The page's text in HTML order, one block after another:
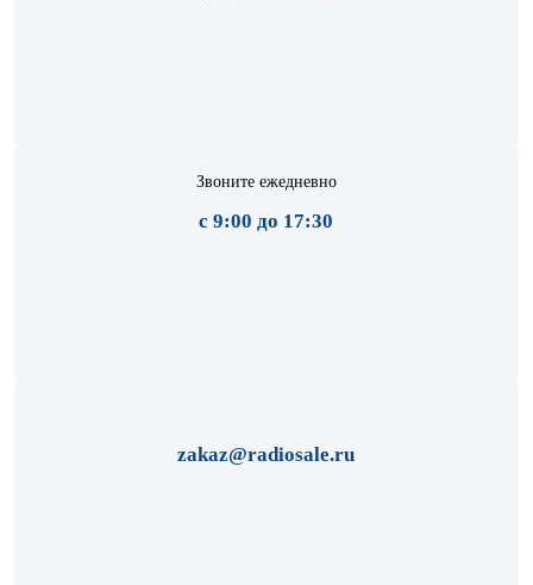
Звоните ежедневно
с 9:00 до 17:30
zakaz@radiosale.ru